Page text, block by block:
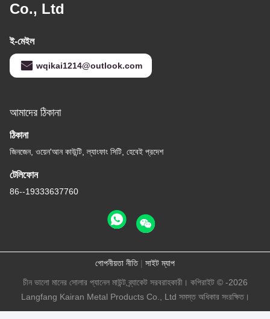
Co., Ltd
ই-মেইল
wqikai1214@outlook.com
আমাদের ঠিকানা
ঠিকানা
জিনজেন, ওয়েন'আন কাউন্টি, ল্যাংফাং সিটি, হেবেই প্রদেশ
টেলিফোন
86--19333637760
গোপনীয়তা নীতি| সাইট ম্যাপ
চীন ভালো মানের সোলার প্যানেল মাউন্ট ব্র্যাকেট সরবরাহকারী। কপিরাইট © -2026
Langfang Kairan Metal Products Co., Ltd সমস্ত অধিকার সংরক্ষিত।